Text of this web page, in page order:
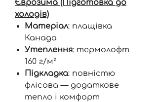
Єврозима (Підготовка до
холодів)
Матеріал: плащівка
Канада
Утеплення: термолофт
160 г/м²
Підкладка: повністю
флісова — додаткове
тепло і комфорт